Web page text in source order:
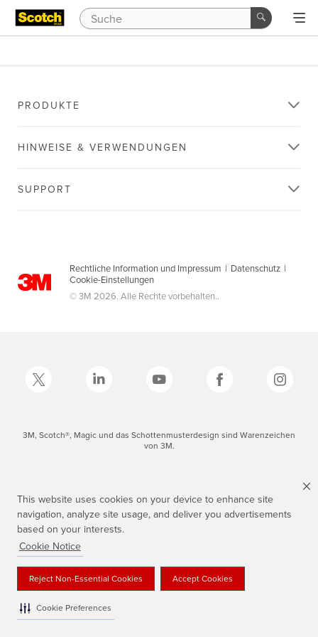
This website uses cookies on your device to enhance site
navigation, analyze site usage, and deliver you advertisements
based on your interests.
Cookie Notice
Reject Non-Essential Cookies Accept Cookies
Cookie Preferences
PRODUKTE
HINWEISE & VERWENDUNGEN
SUPPORT
Rechtliche Information und Impressum | Datenschutz |
Cookie-Einstellungen
© 3M 2026. Alle Rechte vorbehalten..
3M, Scotch®, Magic und das Schottenmusterdesign sind Warenzeichen
von 3M.